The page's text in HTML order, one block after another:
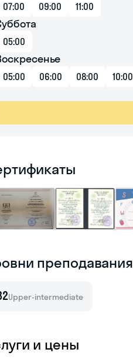
07:00 09:00 11:00
05:00
05:00 06:00 08:00 10:00
преподавания
Upper-intermediate
и цены